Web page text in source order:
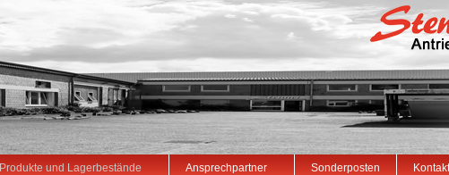
Produkte und Lagerbestände Ansprechpartner Sonderposten Kontakt